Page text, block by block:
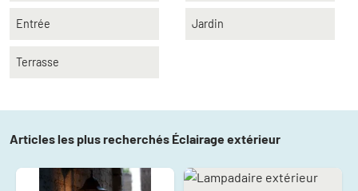
Entrée Jardin
Terrasse
Articles les plus recherchés Éclairage extérieur